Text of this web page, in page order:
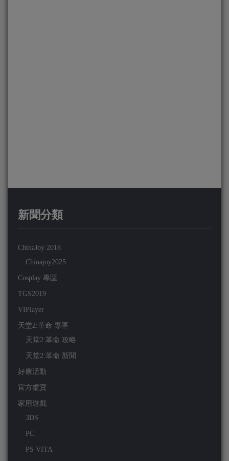
新聞分類
ChinaJoy 2018
Chinajoy2025
Cosplay 專區
TGS2019
VIPlayer
天堂2:革命 專區
天堂2:革命 攻略
天堂2:革命 新聞
好康活動
官方虛寶
家用遊戲
3DS
PC
PS VITA